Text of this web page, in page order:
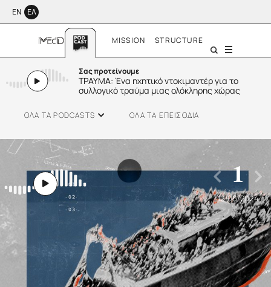
ΕΝ ΕΛ
MISSION STRUCTURE
Σας προτείνουμε
ΤΡΑΥΜΑ: Ένα ηχητικό ντοκιμαντέρ για το
συλλογικό τραύμα μιας ολόκληρης χώρας
ΟΛΑ ΤΑ PODCASTS ΟΛΑ ΤΑ ΕΠΕΙΣΟΔΙΑ
SMALL TALK
Menu
1
12/06/2024